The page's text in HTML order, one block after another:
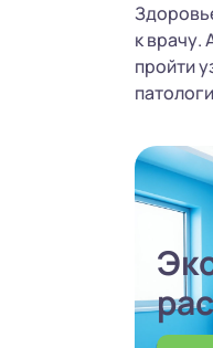
к
пройти